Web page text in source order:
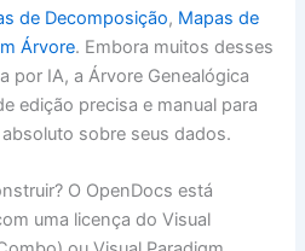
de Decomposição, Mapas de
Árvore. Embora muitos desses
por IA, a Árvore Genealógica
edição precisa e manual para
sobre seus dados.
O OpenDocs está
uma licença do Visual